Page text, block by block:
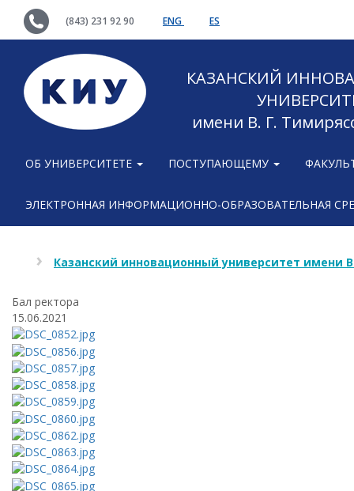
(843) 231 92 90 ENG ES
КАЗАНСКИЙ
имени В. Г.
ОБ УНИВЕРСИТЕТЕ ПОСТУПАЮЩЕМУ
ЭЛЕКТРОННАЯ ИНФОРМАЦИОННО-ОБРАЗОВАТЕЛЬНАЯ
Казанский инновационный университет имени
Бал ректора
15.06.2021